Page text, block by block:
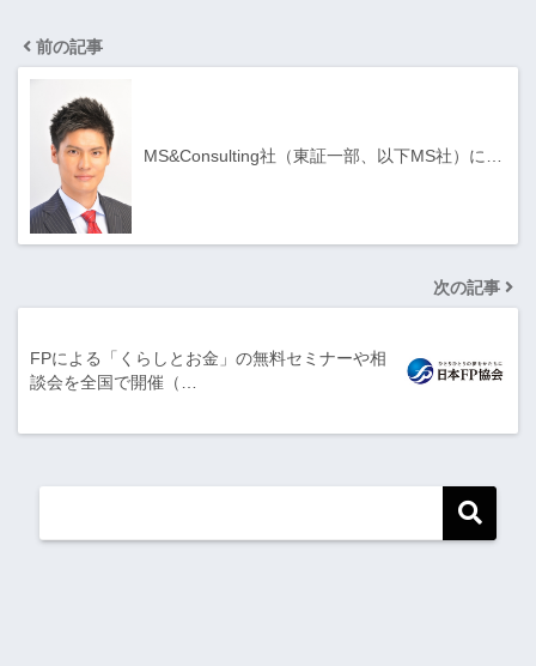
前の記事
MS&Consulting社（東証一部、以下MS社）に…
次の記事
FPによる「くらしとお金」の無料セミナーや相
談会を全国で開催（…